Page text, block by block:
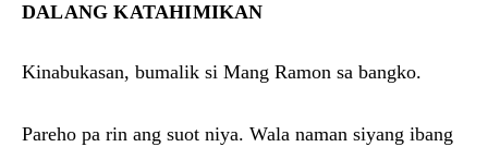
DALANG KATAHIMIKAN
Kinabukasan, bumalik si Mang Ramon sa bangko.
Pareho pa rin ang suot niya. Wala naman siyang ibang